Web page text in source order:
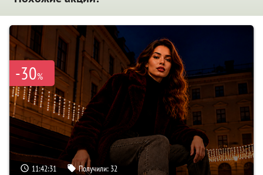
-30%
11:42:30 Получили: 32